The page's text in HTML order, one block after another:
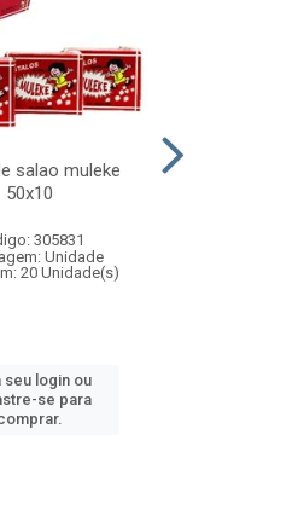
salao muleke
50x10
305831
Unidade
20 Unidade(s)
seu login ou
se para